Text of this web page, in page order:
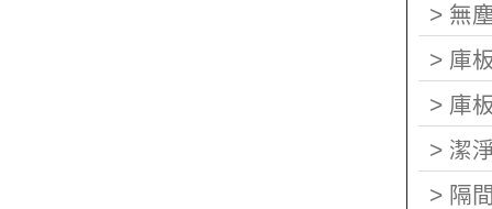
> 無
> 庫
> 庫
> 潔
> 隔